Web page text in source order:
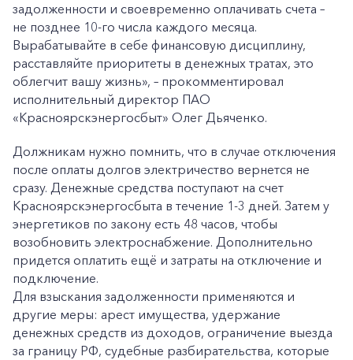
задолженности и своевременно оплачивать счета –
не позднее 10-го числа каждого месяца.
Вырабатывайте в себе финансовую дисциплину,
расставляйте приоритеты в денежных тратах, это
облегчит вашу жизнь», – прокомментировал
исполнительный директор ПАО
«Красноярскэнергосбыт» Олег Дьяченко.
Должникам нужно помнить, что в случае отключения
после оплаты долгов электричество вернется не
сразу. Денежные средства поступают на счет
Красноярскэнергосбыта в течение 1-3 дней. Затем у
энергетиков по закону есть 48 часов, чтобы
возобновить электроснабжение. Дополнительно
придется оплатить ещё и затраты на отключение и
подключение.
Для взыскания задолженности применяются и
другие меры: арест имущества, удержание
денежных средств из доходов, ограничение выезда
за границу РФ, судебные разбирательства, которые